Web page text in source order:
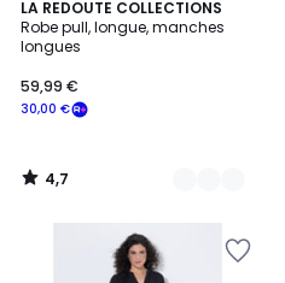
LA REDOUTE COLLECTIONS
Robe pull, longue, manches
longues
30,00 €
59,99 €
4,7
/ 5
3
Couleurs
4,7
/